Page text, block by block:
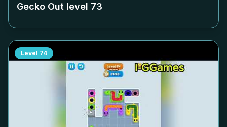
Gecko Out level 73
Level 74